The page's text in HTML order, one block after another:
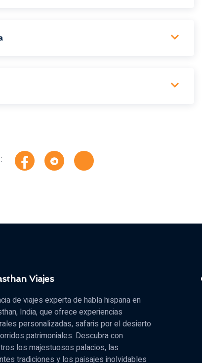
Viajes
de viajes experta de habla hispana en
India, que ofrece experiencias
personalizadas, safaris por el desierto
patrimoniales. Descubra con
los majestuosos palacios, las
tradiciones y los paisajes inolvidables